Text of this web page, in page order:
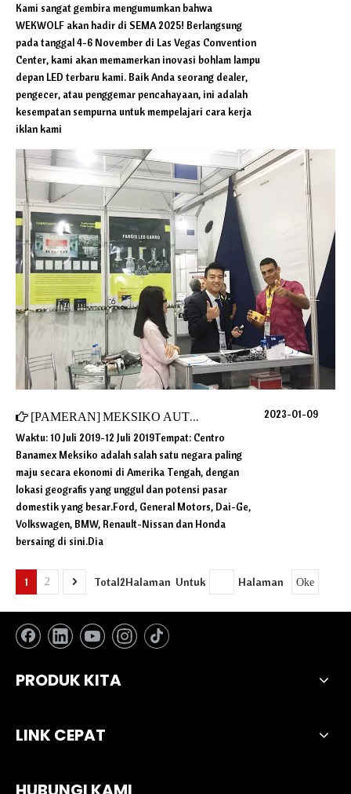
Kami sangat gembira mengumumkan bahwa
WEKWOLF akan hadir di SEMA 2025! Berlangsung
pada tanggal 4-6 November di Las Vegas Convention
Center, kami akan memamerkan inovasi bohlam lampu
depan LED terbaru kami. Baik Anda seorang dealer,
pengecer, atau penggemar pencahayaan, ini adalah
kesempatan sempurna untuk mempelajari cara kerja
iklan kami
[PAMERAN]MEKSIKO AUTOMECHANIKA 2019
Waktu: 10 Juli 2019-12 Juli 2019Tempat: Centro
Banamex Meksiko adalah salah satu negara paling
maju secara ekonomi di Amerika Tengah, dengan
lokasi geografis yang unggul dan potensi pasar
domestik yang besar.Ford, General Motors, Dai-Ge,
Volkswagen, BMW, Renault-Nissan dan Honda
bersaing di sini.Dia
2023-01-09
1 2 Total2Halaman Untuk Halaman Oke
PRODUK KITA
LINK CEPAT